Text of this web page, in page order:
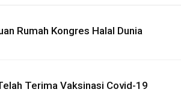
Rumah Kongres Halal Dunia
Terima Vaksinasi Covid-19